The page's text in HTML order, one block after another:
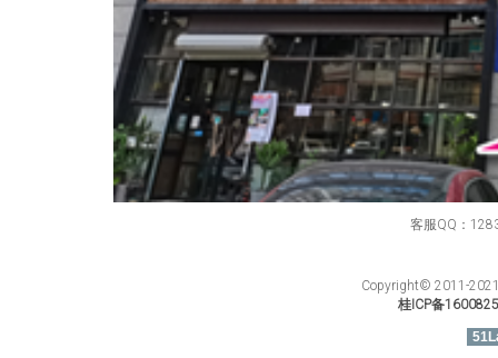
客服QQ：
Copyright© 2011-
桂ICP备